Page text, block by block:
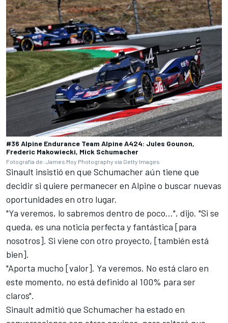
#36 Alpine Endurance Team Alpine A424: Jules Gounon,
Frederic Makowiecki, Mick Schumacher
Fotografía de: James Moy Photography vía Getty Images
Sinault insistió en que Schumacher aún tiene que
decidir si quiere permanecer en Alpine o buscar nuevas
oportunidades en otro lugar.
"Ya veremos, lo sabremos dentro de poco...", dijo. "Si se
queda, es una noticia perfecta y fantástica [para
nosotros]. Si viene con otro proyecto, [también está
bien].
"Aporta mucho [valor]. Ya veremos. No está claro en
este momento, no está definido al 100% para ser
claros".
Sinault admitió que Schumacher ha estado en